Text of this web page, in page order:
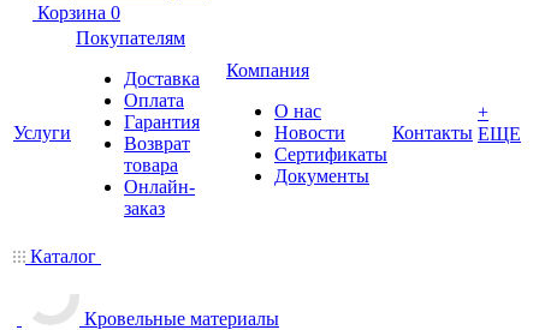
Корзина 0
Услуги
Покупателям
Доставка
Оплата
Гарантия
Возврат
товара
Онлайн-
заказ
Компания
О нас
Новости
Сертификаты
Документы
Контакты
+
ЕЩЕ
Каталог
Кровельные материалы